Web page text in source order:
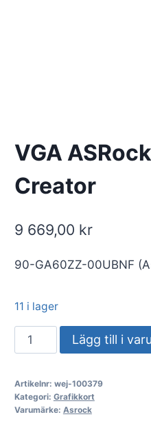
VGA
Creator
9 669,00 kr
90-GA60ZZ-00UBNF
11 i lager
VGA
ASRock
Arc
Pro
Lägg till i
Artikelnr: wej-100379
Kategori: Grafikkort
Varumärke: Asrock